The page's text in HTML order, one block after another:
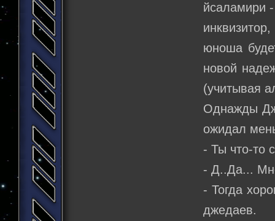
йсаламири
юноша
новой
(учитывая
Однажды
ожидал
- Ты что-то
- Д..Да...
- Тогда
джедаев.